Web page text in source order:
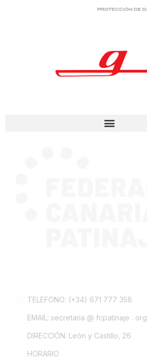
TELÉFONO: (+34) 671 777 358
EMAIL: secretaria @ fcpatinaje . org
DIRECCIÓN: León y Castillo, 26
HORARIO